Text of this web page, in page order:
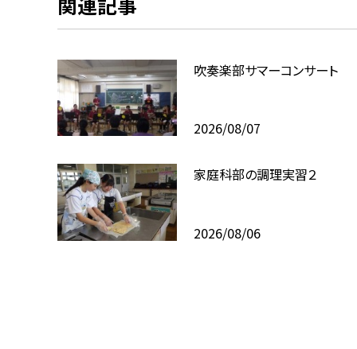
吹奏楽部サマーコンサート
2026/08/07
家庭科部の調理実習２
2026/08/06